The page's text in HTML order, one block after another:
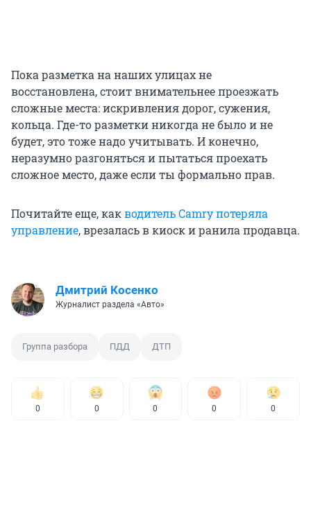
Пока разметка на наших улицах не
восстановлена, стоит внимательнее проезжать
сложные места: искривления дорог, сужения,
кольца. Где-то разметки никогда не было и не
будет, это тоже надо учитывать. И конечно,
неразумно разгоняться и пытаться проехать
сложное место, даже если ты формально прав.
Почитайте еще, какводитель Camry потеряла
управление, врезалась в киоск и ранила продавца.
Дмитрий Косенко
Журналист раздела «Авто»
Группа разбора ПДД ДТП
0 0 0 0 0